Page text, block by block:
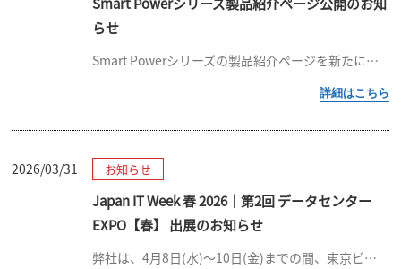
らせ
Smart Powerシリーズの製品紹介ページを新たに公開いたしました。 本ページでは、ケーススタディ・電源システムの特長・製品ラインナップ・基本情報を分かりやすくまとめて掲載しております。 Smart Powerシリー […]
2026/03/31 お知らせ
Japan IT Week 春 2026｜第2回 データセンター
EXPO【春】 出展のお知らせ
弊社は、4月8日(水)～10日(金)までの間、東京ビッグサイトにて開催されます「Japan IT Week 春 2026｜データセンター EXPO【春】」に出展致します。 展示ブースでは、空間温度分布ソリューション、テレ […]